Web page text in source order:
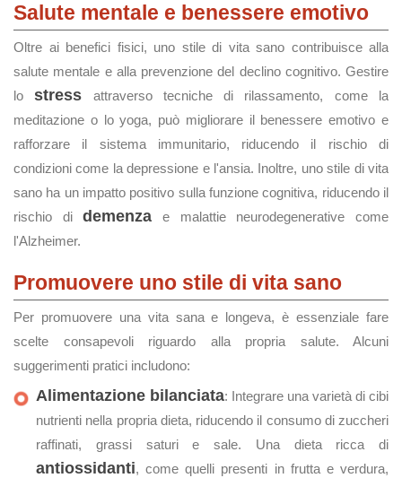
Salute mentale e benessere emotivo
Oltre ai benefici fisici, uno stile di vita sano contribuisce alla
salute mentale e alla prevenzione del declino cognitivo. Gestire
lostress attraverso tecniche di rilassamento, come la
meditazione o lo yoga, può migliorare il benessere emotivo e
rafforzare il sistema immunitario, riducendo il rischio di
condizioni come la depressione e l'ansia. Inoltre, uno stile di vita
sano ha un impatto positivo sulla funzione cognitiva, riducendo il
rischio didemenza e malattie neurodegenerative come
l'Alzheimer.
Promuovere uno stile di vita sano
Per promuovere una vita sana e longeva, è essenziale fare
scelte consapevoli riguardo alla propria salute. Alcuni
suggerimenti pratici includono:
Alimentazione bilanciata: Integrare una varietà di cibi
nutrienti nella propria dieta, riducendo il consumo di zuccheri
raffinati, grassi saturi e sale. Una dieta ricca di
antiossidanti, come quelli presenti in frutta e verdura,